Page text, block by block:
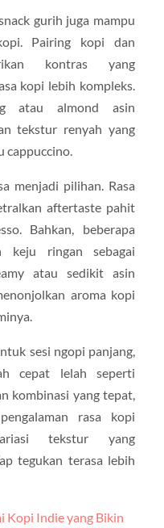
gurih juga mampu
Pairing kopi dan
kontras yang
kopi lebih kompleks.
atau almond asin
tekstur renyah yang
cappuccino.
menjadi pilihan. Rasa
aftertaste pahit
Bahkan, beberapa
keju ringan sebagai
atau sedikit asin
aroma kopi
sesi ngopi panjang,
cepat lelah seperti
kombinasi yang tepat,
rasa kopi
tekstur yang
tegukan terasa lebih
Kopi Indie yang Bikin